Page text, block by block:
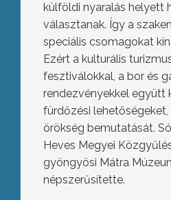
külföldi nyaralás helyett
választanak. Így a
speciális csomagokat
Ezért a kulturális
fesztiválokkal, a bor és
rendezvényekkel együtt
fürdőzési
örökség bemutatását.
Heves Megyei
gyöngyösi Mátra
népszerűsítette.